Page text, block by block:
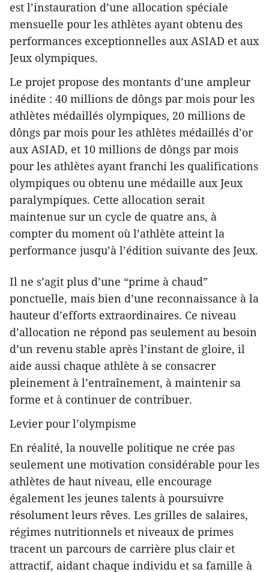
est l’instauration d’une allocation spéciale
mensuelle pour les athlètes ayant obtenu des
performances exceptionnelles aux ASIAD et aux
Jeux olympiques.
Le projet propose des montants d’une ampleur
inédite : 40 millions de dôngs par mois pour les
athlètes médaillés olympiques, 20 millions de
dôngs par mois pour les athlètes médaillés d’or
aux ASIAD, et 10 millions de dôngs par mois
pour les athlètes ayant franchi les qualifications
olympiques ou obtenu une médaille aux Jeux
paralympiques. Cette allocation serait
maintenue sur un cycle de quatre ans, à
compter du moment où l’athlète atteint la
performance jusqu’à l’édition suivante des Jeux.
Il ne s’agit plus d’une “prime à chaud”
ponctuelle, mais bien d’une reconnaissance à la
hauteur d’efforts extraordinaires. Ce niveau
d’allocation ne répond pas seulement au besoin
d’un revenu stable après l’instant de gloire, il
aide aussi chaque athlète à se consacrer
pleinement à l’entraînement, à maintenir sa
forme et à continuer de contribuer.
Levier pour l’olympisme
En réalité, la nouvelle politique ne crée pas
seulement une motivation considérable pour les
athlètes de haut niveau, elle encourage
également les jeunes talents à poursuivre
résolument leurs rêves. Les grilles de salaires,
régimes nutritionnels et niveaux de primes
tracent un parcours de carrière plus clair et
attractif, aidant chaque individu et sa famille à